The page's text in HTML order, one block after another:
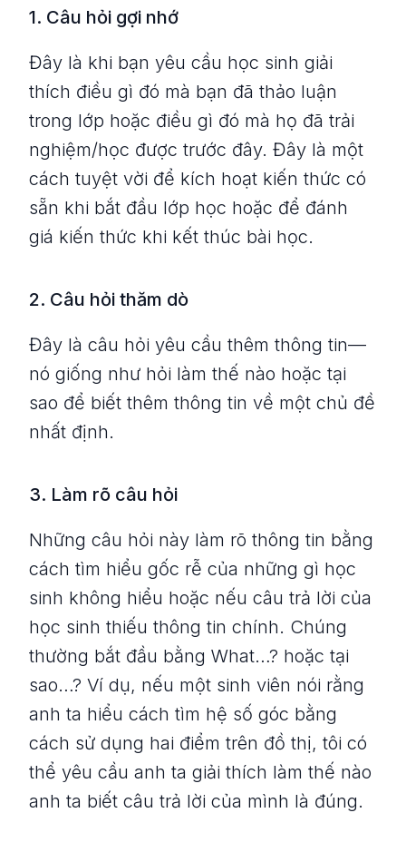
1. Câu hỏi gợi nhớ
Đây là khi bạn yêu cầu học sinh giải
thích điều gì đó mà bạn đã thảo luận
trong lớp hoặc điều gì đó mà họ đã trải
nghiệm/học được trước đây. Đây là một
cách tuyệt vời để kích hoạt kiến thức có
sẵn khi bắt đầu lớp học hoặc để đánh
giá kiến thức khi kết thúc bài học.
2. Câu hỏi thăm dò
Đây là câu hỏi yêu cầu thêm thông tin—
nó giống như hỏi làm thế nào hoặc tại
sao để biết thêm thông tin về một chủ đề
nhất định.
3. Làm rõ câu hỏi
Những câu hỏi này làm rõ thông tin bằng
cách tìm hiểu gốc rễ của những gì học
sinh không hiểu hoặc nếu câu trả lời của
học sinh thiếu thông tin chính. Chúng
thường bắt đầu bằng What…? hoặc tại
sao…? Ví dụ, nếu một sinh viên nói rằng
anh ta hiểu cách tìm hệ số góc bằng
cách sử dụng hai điểm trên đồ thị, tôi có
thể yêu cầu anh ta giải thích làm thế nào
anh ta biết câu trả lời của mình là đúng.